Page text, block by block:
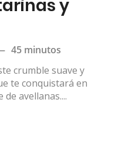
y
45 minutos
crumble suave y
te conquistará en
avellanas....